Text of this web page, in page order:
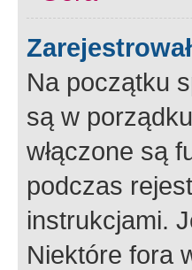
Na początku
są w
włączone są
podczas
instrukcjami.
Niektóre fora